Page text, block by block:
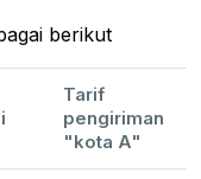
berikut
Tarif
pengiriman
"kota A"